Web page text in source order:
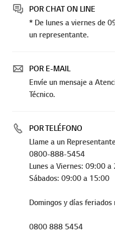
POR CHAT ON LINE
* De lunes a viernes de
un representante.
POR E-MAIL
Envíe un mensaje a
Técnico.
POR TELÉFONO
Llame a un
0800-888-5454
Lunes a Viernes: 09:00 a
Sábados: 09:00 a 15:00
Domingos y días feriados
0800 888 5454